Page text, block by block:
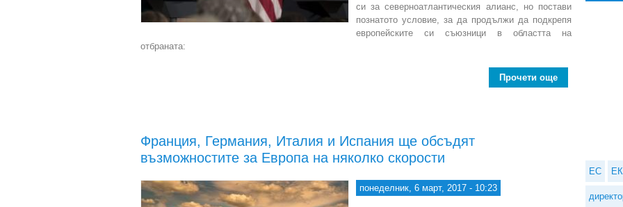
си за северноатлантическия алианс, но постави
познатото условие, за да продължи да подкрепя
европейските си съюзници в областта на
отбраната:
Прочети още
Франция, Германия, Италия и Испания ще обсъдят
възможностите за Европа на няколко скорости
понеделник, 6 март, 2017 - 10:23
ЕС ЕК